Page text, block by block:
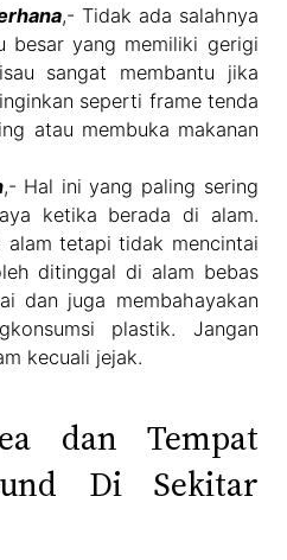
,- Tidak ada salahnya
besar yang memiliki gerigi
sangat membantu jika
seperti frame tenda
atau membuka makanan
,- Hal ini yang paling sering
ketika berada di alam.
alam tetapi tidak mencintai
ditinggal di alam bebas
dan juga membahayakan
plastik. Jangan
kecuali jejak.
dan Tempat
Di Sekitar